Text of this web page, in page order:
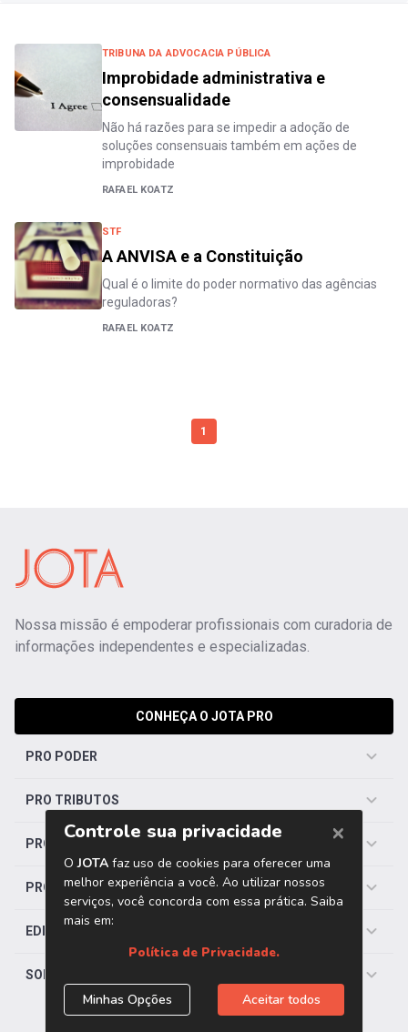
TRIBUNA DA ADVOCACIA PÚBLICA
Improbidade administrativa e
consensualidade
Não há razões para se impedir a adoção de
soluções consensuais também em ações de
improbidade
RAFAEL KOATZ
STF
A ANVISA e a Constituição
Qual é o limite do poder normativo das agências
reguladoras?
RAFAEL KOATZ
1
Nossa missão é empoderar profissionais com curadoria de
informações independentes e especializadas.
CONHEÇA O JOTA PRO
PRO PODER
PRO TRIBUTOS
PRO TRABALHISTA
PRO SAÚDE
EDITORIAS
SOBRE O JOTA